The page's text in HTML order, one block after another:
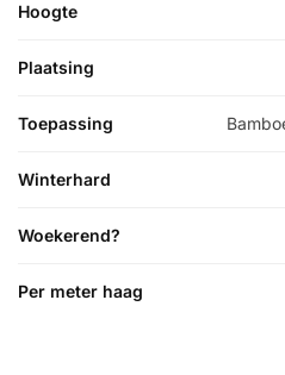
Hoogte
Plaatsing
Toepassing
Winterhard
Woekerend?
Per meter haag